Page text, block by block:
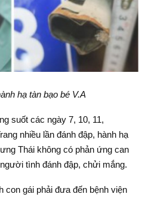
hạ tàn bạo bé V.A
suốt các ngày 7, 10, 11,
nhiều lần đánh đập, hành hạ
Thái không có phản ứng can
tình đánh đập, chửi mắng.
con gái phải đưa đến bệnh viện